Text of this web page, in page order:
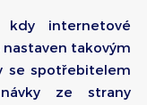
internetové
takovým
se spotřebitelem
ze strany